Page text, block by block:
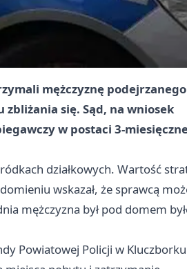
mężczyznę
się. Sąd, na wniosek
w postaci 3-
działkowych. Wartość
wskazał, że sprawcą
mężczyzna był pod domem
Powiatowej Policji w